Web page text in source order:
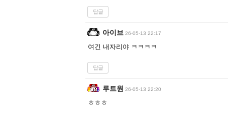
답글
아이브 26-05-13 22:17
여긴 내자리야 ㅋㅋㅋㅋ
답글
루트원 26-05-13 22:20
ㅎㅎㅎ